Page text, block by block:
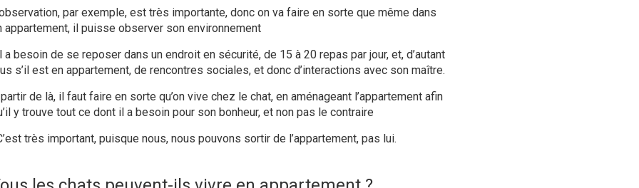
par exemple, est très importante, donc on va faire en sorte que même dans
appartement, il puisse observer son environnement
a besoin de se reposer dans un endroit en sécurité, de 15 à 20 repas par jour, et, d’autant
s’il est en appartement, de rencontres sociales, et donc d’interactions avec son maître.
de là, il faut faire en sorte qu’on vive chez le chat, en aménageant l’appartement afin
y trouve tout ce dont il a besoin pour son bonheur, et non pas le contraire
très important, puisque nous, nous pouvons sortir de l’appartement, pas lui.